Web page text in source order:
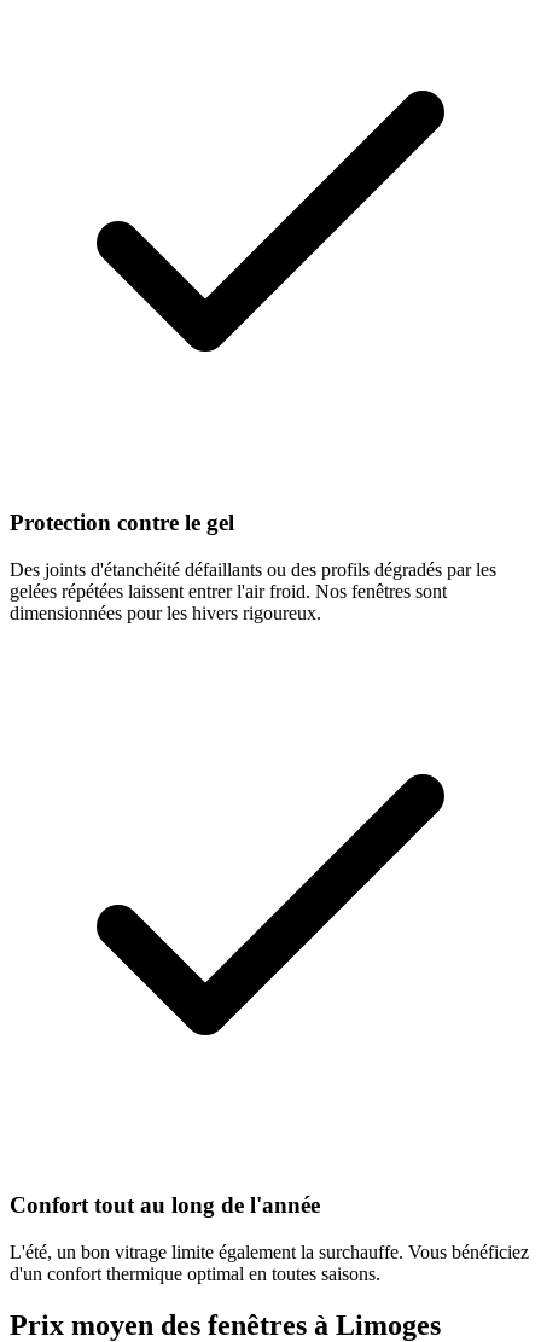
Protection contre le gel
Des joints d'étanchéité défaillants ou des profils dégradés par les
gelées répétées laissent entrer l'air froid. Nos fenêtres sont
dimensionnées pour les hivers rigoureux.
Confort tout au long de l'année
L'été, un bon vitrage limite également la surchauffe. Vous bénéficiez
d'un confort thermique optimal en toutes saisons.
Prix moyen des fenêtres à Limoges